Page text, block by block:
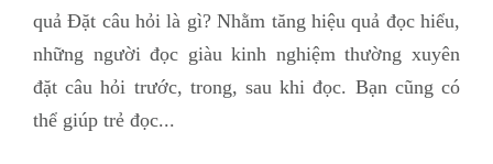
quả Đặt câu hỏi là gì? Nhằm tăng hiệu quả đọc hiểu,
những người đọc giàu kinh nghiệm thường xuyên
đặt câu hỏi trước, trong, sau khi đọc. Bạn cũng có
thể giúp trẻ đọc...